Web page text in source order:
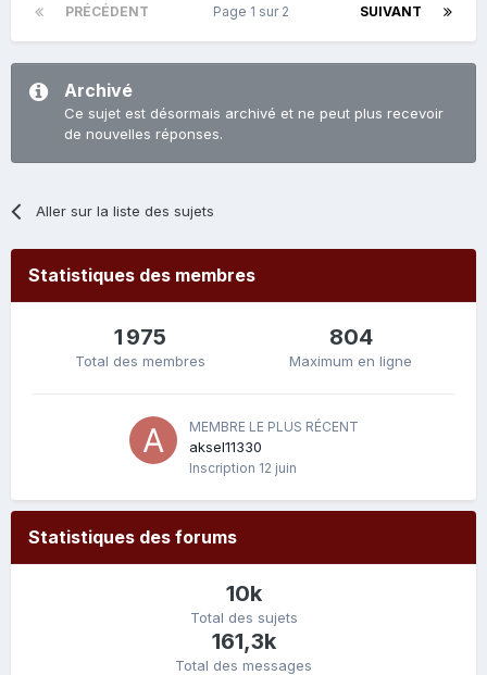
PRÉCÉDENT SUIVANT
Page 1 sur 2
Archivé
Ce sujet est désormais archivé et ne peut plus recevoir
de nouvelles réponses.
Aller sur la liste des sujets
Statistiques des membres
1 975
Total des membres
804
Maximum en ligne
MEMBRE LE PLUS RÉCENT
aksel11330
Inscription 12 juin
Statistiques des forums
10k
Total des sujets
161,3k
Total des messages